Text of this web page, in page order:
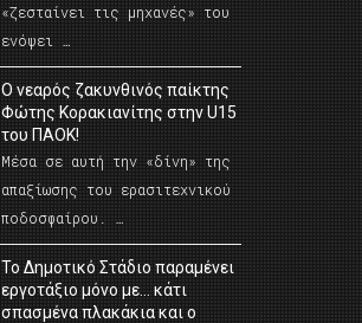
«ζεσταίνει τις μηχανές» του
ενόψει …
O νεαρός ζακυνθινός παίκτης
Φώτης Κορακιανίτης στην U15
του ΠΑΟΚ!
Μέσα σε αυτή την «δίνη» της
απαξίωσης του ερασιτεχνικού
ποδοσφαίρου. …
Το Δημοτικό Στάδιο παραμένει
εργοτάξιο μόνο με… κάτι
σπασμένα πλακάκια και ο